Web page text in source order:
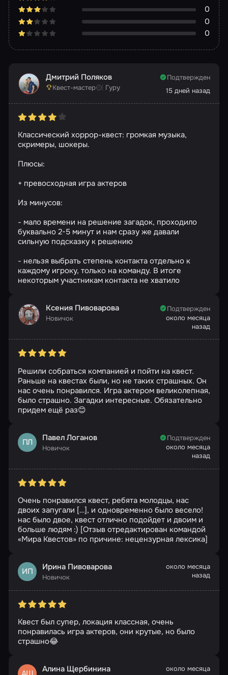
0
0
0
Дмитрий Поляков
Квест-мастер Гуру
Подтвержден
15 дней назад
Классический хоррор-квест: громкая музыка,
скримеры, шокеры.
Плюсы:
+ превосходная игра актеров
Из минусов:
- мало времени на решение загадок, проходило
буквально 2-5 минут и нам сразу же давали
сильную подсказку к решению
- нельзя выбрать степень контакта отдельно к
каждому игроку, только на команду. В итоге
некоторым участникам контакта не хватило
Ксения Пивоварова
Новичок
Подтвержден
около месяца
назад
Решили собраться компанией и пойти на квест.
Раньше на квестах были, но не таких страшных. Он
нас очень понравился. Игра актером великолепная,
было страшно. Загадки интересные. Обязательно
придем ещё раз😊
ПЛ Павел Логанов
Новичок
Подтвержден
около месяца
назад
Очень понравился квест, ребята молодцы, нас
двоих запугали […], и одновременно было весело!
нас было двое, квест отлично подойдет и двоим и
больше людям :) [Отзыв отредактирован командой
«Мира Квестов» по причине: нецензурная лексика]
ИП Ирина Пивоварова
Новичок
около месяца
назад
Квест был супер, локация классная, очень
понравилась игра актеров, они крутые, но было
страшно😂
Алина Щербинина
около месяца